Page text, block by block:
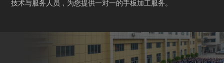
技术与服务人员，为您提供一对一的手板加工服务。